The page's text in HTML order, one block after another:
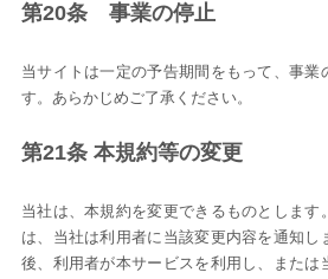
第20条 事業の停止
当サイトは一定の予告期間をもって、事業
す。あらかじめご了承ください。
第21条 本規約等の変更
当社は、本規約を変更できるものとします
は、当社は利用者に当該変更内容を通知し
後、利用者が本サービスを利用し、または